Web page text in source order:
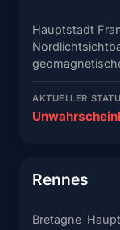
Hauptstadt
AKTUELLER
Rennes
Bretagne-